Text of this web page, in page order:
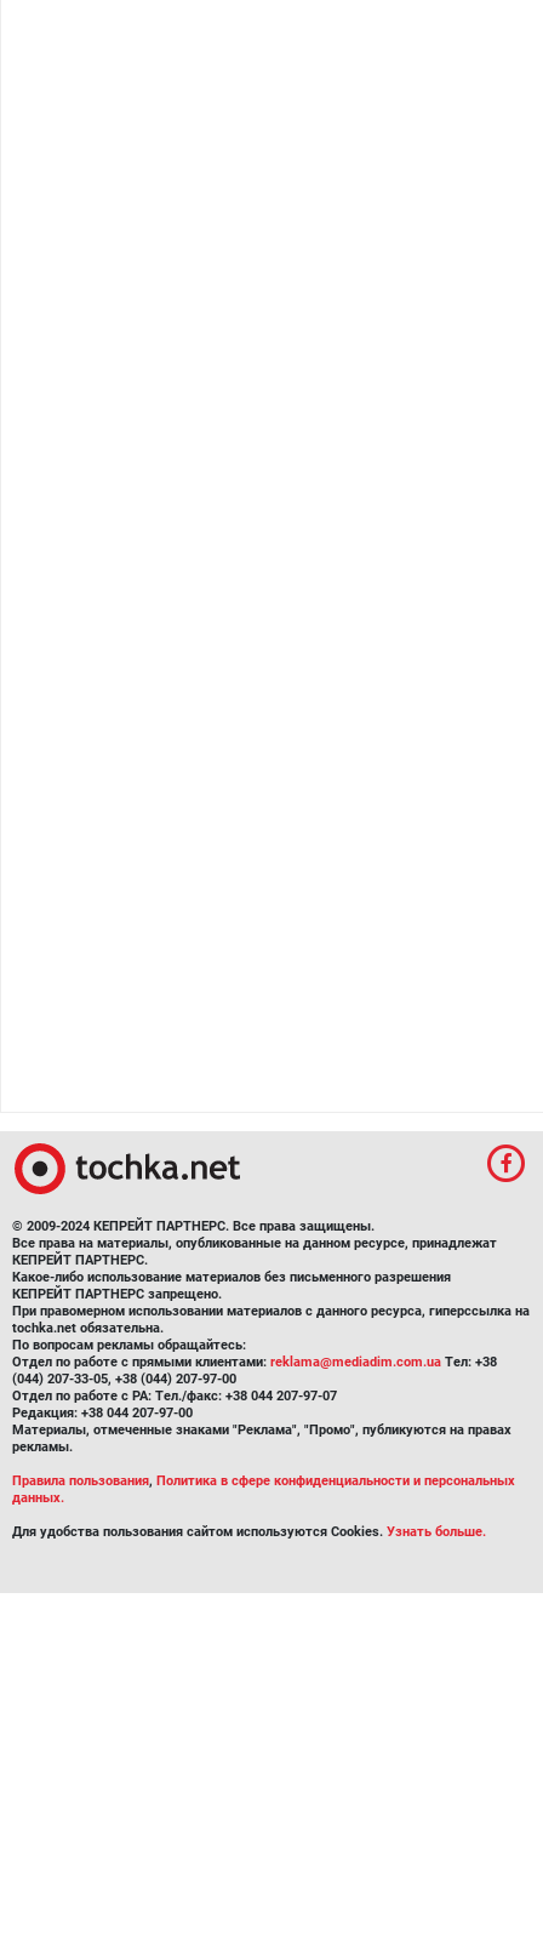
© 2009-2024 КЕПРЕЙТ ПАРТНЕРС. Все права защищены.
Все права на материалы, опубликованные на данном ресурсе, принадлежат
КЕПРЕЙТ ПАРТНЕРС.
Какое-либо использование материалов без письменного разрешения
КЕПРЕЙТ ПАРТНЕРС запрещено.
При правомерном использовании материалов с данного ресурса, гиперссылка на
tochka.net обязательна.
По вопросам рекламы обращайтесь:
Отдел по работе с прямыми клиентами: reklama@mediadim.com.ua Тел: +38
(044) 207-33-05, +38 (044) 207-97-00
Отдел по работе с РА: Тел./факс: +38 044 207-97-07
Редакция: +38 044 207-97-00
Материалы, отмеченные знаками "Реклама", "Промо", публикуются на правах
рекламы.
Правила пользования, Политика в сфере конфиденциальности и персональных
данных.
Для удобства пользования сайтом используются Cookies. Узнать больше.